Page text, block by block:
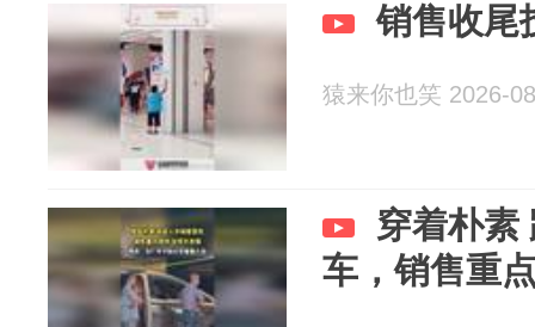
销售收尾
猿来你也笑 2026-
穿着朴素
车，销售重